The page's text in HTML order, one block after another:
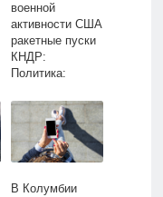
военной
активности США
ракетные пуски
КНДР:
Политика:
В Колумбии